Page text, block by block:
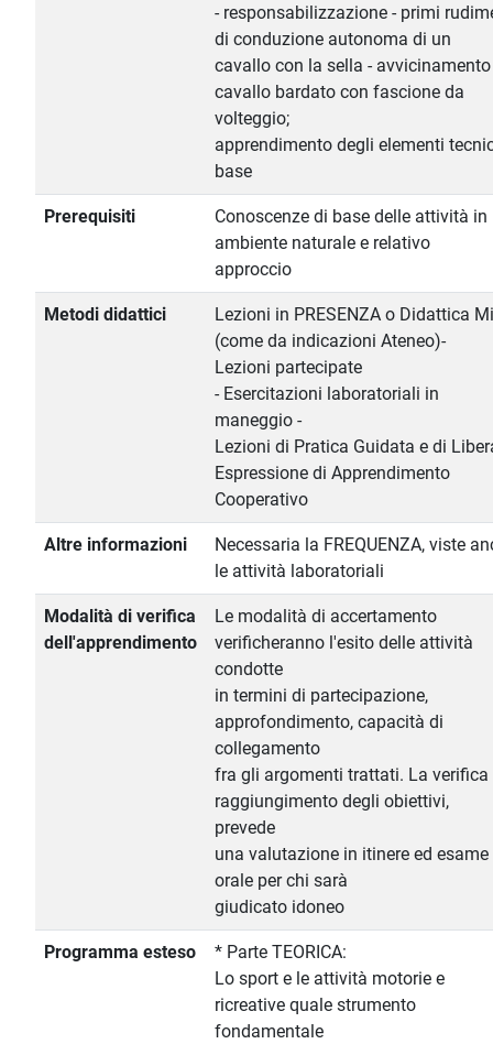
- responsabilizzazione - primi
di conduzione autonoma di un
cavallo con la sella -
cavallo bardato con fascione da
volteggio;
apprendimento degli elementi
base
Prerequisiti
Conoscenze di base delle attività in
ambiente naturale e relativo
approccio
Metodi didattici
Lezioni in PRESENZA o Didattica
(come da indicazioni Ateneo)-
Lezioni partecipate
- Esercitazioni laboratoriali in
maneggio -
Lezioni di Pratica Guidata e di
Espressione di Apprendimento
Cooperativo
Altre informazioni
Necessaria la FREQUENZA, viste
le attività laboratoriali
Modalità di verifica
dell'apprendimento
Le modalità di accertamento
verificheranno l'esito delle attività
condotte
in termini di partecipazione,
approfondimento, capacità di
collegamento
fra gli argomenti trattati. La verifica
raggiungimento degli obiettivi,
prevede
una valutazione in itinere ed esame
orale per chi sarà
giudicato idoneo
Programma esteso
* Parte TEORICA:
Lo sport e le attività motorie e
ricreative quale strumento
fondamentale